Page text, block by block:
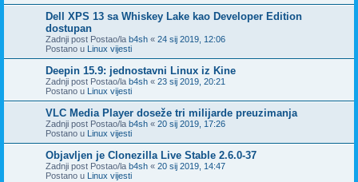
Dell XPS 13 sa Whiskey Lake kao Developer Edition
dostupan
Zadnji post Postao/la b4sh « 24 sij 2019, 12:06
Postano u Linux vijesti
Deepin 15.9: jednostavni Linux iz Kine
Zadnji post Postao/la b4sh « 23 sij 2019, 20:21
Postano u Linux vijesti
VLC Media Player doseže tri milijarde preuzimanja
Zadnji post Postao/la b4sh « 20 sij 2019, 17:26
Postano u Linux vijesti
Objavljen je Clonezilla Live Stable 2.6.0-37
Zadnji post Postao/la b4sh « 20 sij 2019, 14:47
Postano u Linux vijesti